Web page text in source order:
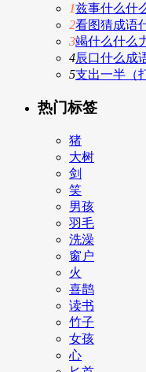
1兹事什么什
2看图猜成语
3竭什么什么
4辰口什么成
5支出一半（
热门标签
猪
大树
剑
笑
男孩
羽毛
洗澡
窗户
火
喜鹊
读书
竹子
女孩
心